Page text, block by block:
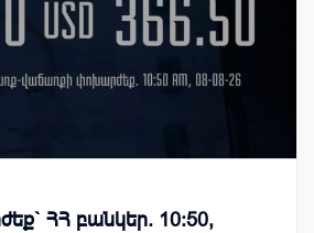
ՀՀ բանկեր. 10:50,